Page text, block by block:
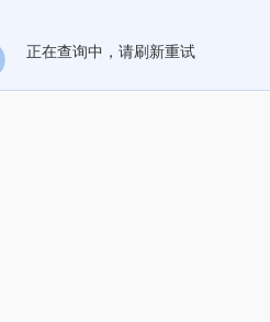
正在查询中，请刷新重试